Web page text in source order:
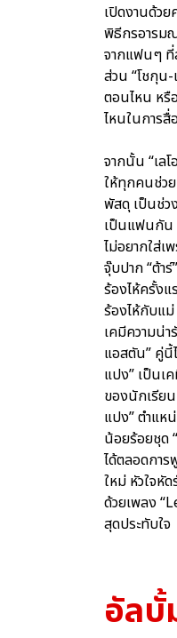
เปิดงานด้ว
พิธีกรอารม
จากแฟนๆ ที่
ส่วน “โชกุน
ตอนไหน หรื
ไหนในการสื่
จากนั้น “เล
ให้ทุกคนช่ว
พัสดุ เป็นช่ว
เป็นแฟนกัน
ไม่อยากใส่เ
จุ๊บปาก “ต้า
ร้องไห้ครั้งแ
ร้องไห้กับแ
เคมีความน่
แอสตัน” คู่นี้
แปง” เป็นเ
ของนักเรีย
แปง” ตำแห
น้อยร้อยชุด
ได้ตลอดกา
ใหม่ หัวใจหั
ด้วยเพลง
สุดประทับใจ
อัลบั้